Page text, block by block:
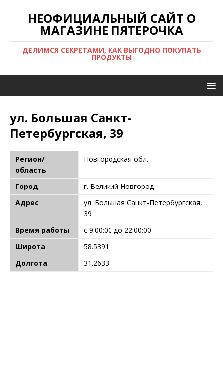
НЕОФИЦИАЛЬНЫЙ САЙТ О
МАГАЗИНЕ ПЯТЕРОЧКА
ДЕЛИМСЯ СЕКРЕТАМИ, КАК ВЫГОДНО ПОКУПАТЬ
ПРОДУКТЫ
ул. Большая Санкт-
Петербургская, 39
Регион/
область
Новгородская обл.
Город
г. Великий Новгород
Адрес
ул. Большая Санкт-Петербургская,
39
Время работы
с 9:00:00 до 22:00:00
Широта
58.5391
Долгота
31.2633